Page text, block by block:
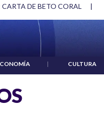
CARTA DE BETO CORAL |
| CULTURA